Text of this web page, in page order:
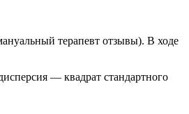
терапевт отзывы). В ходе
— квадрат стандартного